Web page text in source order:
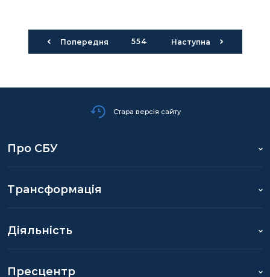
Попередня 554 Наступна
Стара версія сайту
Про СБУ
Трансформація
Діяльність
Пресцентр